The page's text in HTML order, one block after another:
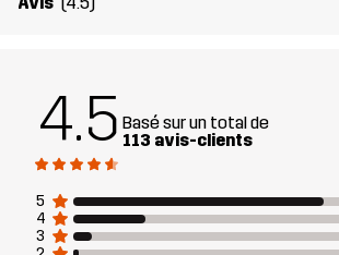
4.5 Basé sur un total de
113 avis-clients
5
4
3